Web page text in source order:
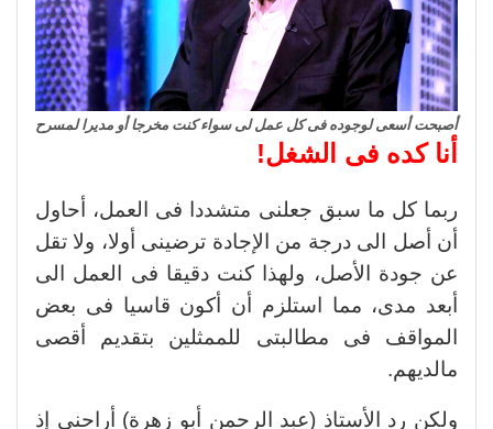
أصبحت أسعى لوجوده فى كل عمل لى سواء كنت مخرجا أو مديرا لمسرح
أنا كده فى الشغل!
ربما كل ما سبق جعلنى متشددا فى العمل، أحاول
أن أصل الى درجة من الإجادة ترضينى أولا، ولا تقل
عن جودة الأصل، ولهذا كنت دقيقا فى العمل الى
أبعد مدى، مما استلزم أن أكون قاسيا فى بعض
المواقف فى مطالبتى للممثلين بتقديم أقصى
مالديهم.
ولكن رد الأستاذ (عبد الرحمن أبو زهرة) أراحنى إذ